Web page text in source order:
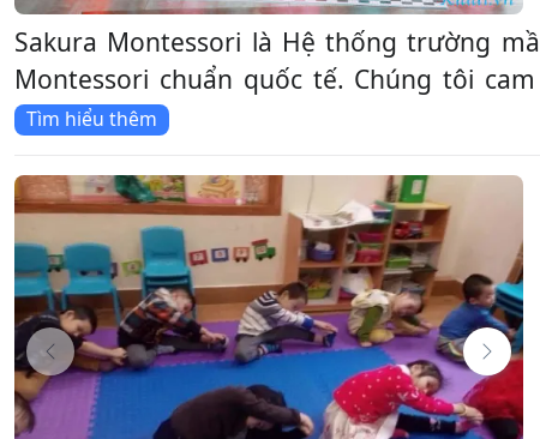
Sakura Montessori là Hệ thống trường
Montessori chuẩn quốc tế. Chúng tôi
Tìm hiểu thêm